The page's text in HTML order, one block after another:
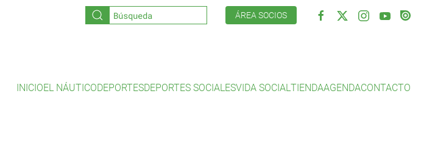
ÁREA SOCIOS
INICIOEL NÁUTICODEPORTESDEPORTES SOCIALESVIDA SOCIALTIENDAAGENDACONTACTO